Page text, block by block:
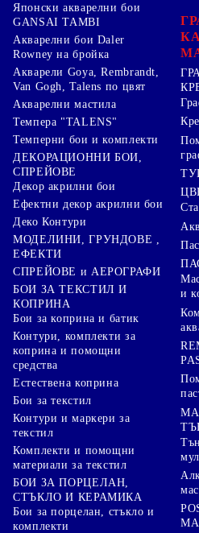
Японски акварелни бои
GANSAI TAMBI
Акварелни бои Daler
Rowney на бройка
Акварели Goya, Rembrandt,
Van Gogh, Talens по цвят
Акварелни мастила
Темпера "TALENS"
Темперни бои и комплекти
ДЕКОРАЦИОННИ БОИ,
СПРЕЙОВЕ
Декор акрилни бои
Ефектни декор акрилни бои
Деко Контури
МОДЕЛИНИ, ГРУНДОВЕ ,
ЕФЕКТИ
СПРЕЙОВЕ и АЕРОГРАФИ
БОИ ЗА ТЕКСТИЛ И
КОПРИНА
Бои за коприна и батик
Контури, комплекти за
коприна и помощни
средства
Естествена коприна
Бои за текстил
Контури и маркери за
текстил
Комплекти и помощни
материали за текстил
БОИ ЗА ПОРЦЕЛАН,
СТЪКЛО И КЕРАМИКА
Бои за порцелан, стъкло и
комплекти
и